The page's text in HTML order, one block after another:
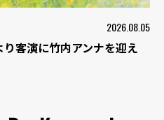
2026.08.05
客演に竹内アンナを迎え